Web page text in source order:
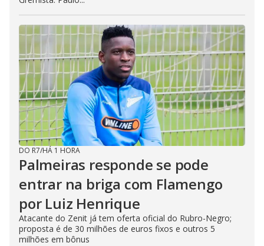
DO R7/HÁ 1 HORA
Palmeiras responde se pode
entrar na briga com Flamengo
por Luiz Henrique
Atacante do Zenit já tem oferta oficial do Rubro-Negro;
proposta é de 30 milhões de euros fixos e outros 5
milhões em bônus